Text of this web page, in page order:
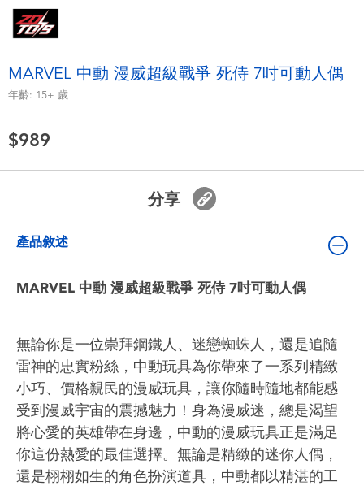
派對用品
電池
任天堂 Switch
盲盒
角色收藏
生活雜貨
NERF熱火
MARVEL 中動 漫威超級戰爭 死侍 7吋可動人偶
年齡: 15+ 歲
$989
分享
產品敘述
MARVEL 中動 漫威超級戰爭 死侍 7吋可動人偶
無論你是一位崇拜鋼鐵人、迷戀蜘蛛人，還是追隨
雷神的忠實粉絲，中動玩具為你帶來了一系列精緻
小巧、價格親民的漫威玩具，讓你隨時隨地都能感
受到漫威宇宙的震撼魅力！身為漫威迷，總是渴望
將心愛的英雄帶在身邊，中動的漫威玩具正是滿足
你這份熱愛的最佳選擇。無論是精緻的迷你人偶，
還是栩栩如生的角色扮演道具，中動都以精湛的工